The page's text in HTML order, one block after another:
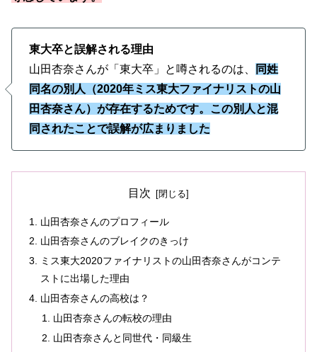
東大卒と誤解される理由
山田杏奈さんが「東大卒」と噂されるのは、
同姓
同名の別人（2020年ミス東大ファイナリストの山
田杏奈さん）が存在するためです。この別人と混
同されたことで誤解が広まりました
目次
山田杏奈さんのプロフィール
山田杏奈さんのブレイクのきっけ
ミス東大2020ファイナリストの山田杏奈さんがコンテ
ストに出場した理由
山田杏奈さんの高校は？
山田杏奈さんの転校の理由
山田杏奈さんと同世代・同級生